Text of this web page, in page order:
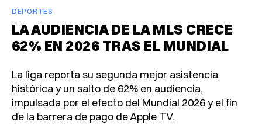
DEPORTES
LA AUDIENCIA DE LA MLS CRECE
62% EN 2026 TRAS EL MUNDIAL
La liga reporta su segunda mejor asistencia
histórica y un salto de 62% en audiencia,
impulsada por el efecto del Mundial 2026 y el fin
de la barrera de pago de Apple TV.